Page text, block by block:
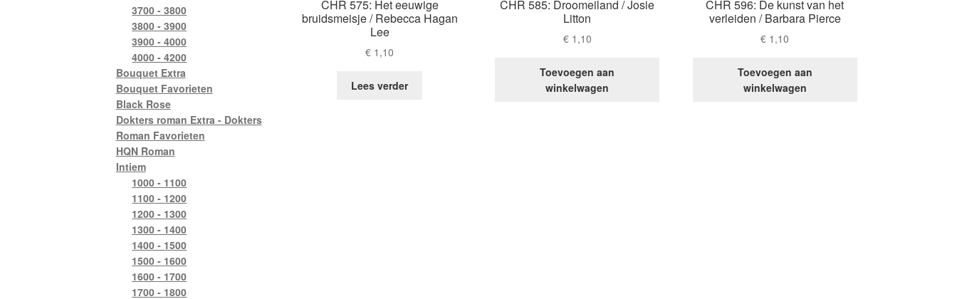
CHR 575: Het eeuwige
bruidsmeisje / Rebecca Hagan
Lee
€ 1,10
Lees verder
CHR 585: Droomeiland / Josie
Litton
€1,10
Toevoegen aan
winkelwagen
CHR 596: De kunst van het
verleiden / Barbara Pierce
€ 1,10
Toevoegen aan
winkelwagen
3700 - 3800
3800 - 3900
3900 - 4000
4000 - 4200
Bouquet Extra
Bouquet Favorieten
Black Rose
Dokters roman Extra - Dokters
Roman Favorieten
HQN Roman
Intiem
1000 - 1100
1100 - 1200
1200 - 1300
1300 - 1400
1400 - 1500
1500 - 1600
1600 - 1700
1700 - 1800